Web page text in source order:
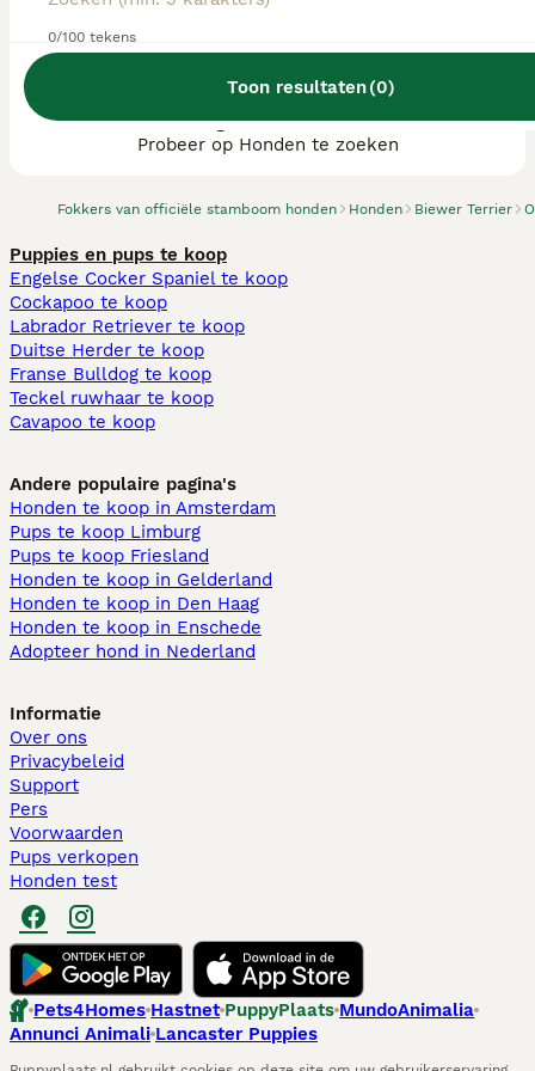
0/100 tekens
Toon resultaten(0)
Fokkers van officiële stamboom honden Honden Biewer Terrier
We hebben 0 Biewer Terrier fokkers, Losser
gevonden.
Probeer op Honden te zoeken
Puppies en pups te koop
Engelse Cocker Spaniel te koop
Cockapoo te koop
Labrador Retriever te koop
Duitse Herder te koop
Franse Bulldog te koop
Teckel ruwhaar te koop
Cavapoo te koop
Andere populaire pagina's
Honden te koop in Amsterdam
Pups te koop Limburg​
Pups te koop Friesland​
Honden te koop in Gelderland
Honden te koop in Den Haag
Honden te koop in Enschede
Adopteer hond in Nederland
Informatie
Over ons
Privacybeleid
Support
Pers
Voorwaarden
Pups verkopen
Honden test
Pets4Homes Hastnet PuppyPlaats MundoAnimalia
Annunci Animali Lancaster Puppies